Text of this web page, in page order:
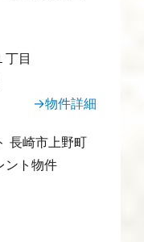
丁目
→物件詳細
長崎市上野町
ント物件